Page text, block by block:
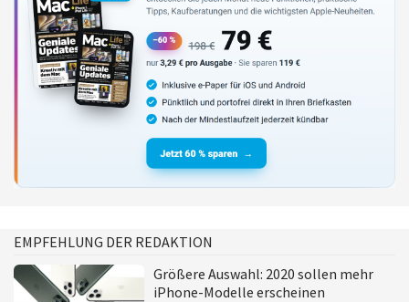
EMPFEHLUNG DER REDAKTION
Größere Auswahl: 2020 sollen mehr
iPhone-Modelle erscheinen